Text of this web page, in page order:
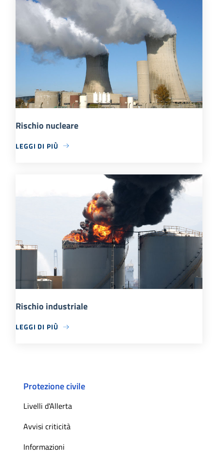
Rischio nucleare
LEGGI DI PIÙ
Rischio industriale
LEGGI DI PIÙ
Protezione civile
Livelli d'Allerta
Avvisi criticità
Informazioni